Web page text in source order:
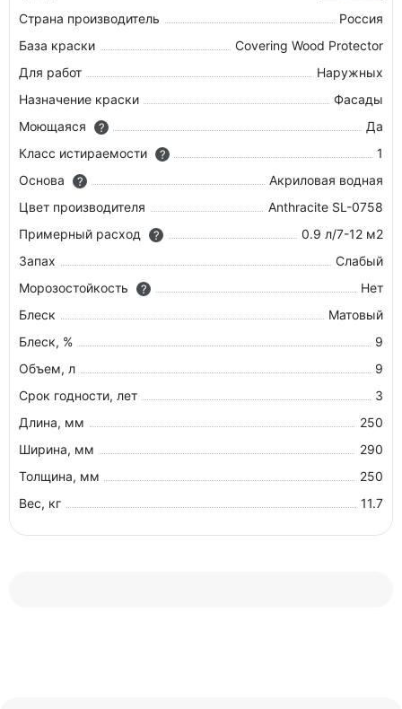
Страна производитель
Россия
База краски
Covering Wood Protector
Для работ
Наружных
Назначение краски
Фасады
Моющаяся
?
Да
Класс истираемости
?
1
Основа
?
Акриловая водная
Цвет производителя
Anthracite SL-0758
Примерный расход
?
0.9 л/7-12 м2
Запах
Слабый
Морозостойкость
?
Нет
Блеск
Матовый
Блеск, %
9
Объем, л
9
Срок годности, лет
3
Длина, мм
250
Ширина, мм
290
Толщина, мм
250
Вес, кг
11.7